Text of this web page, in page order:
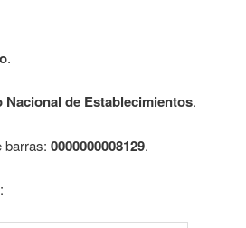
.
Nacional de Establecimientos.
barras: 0000000008129.